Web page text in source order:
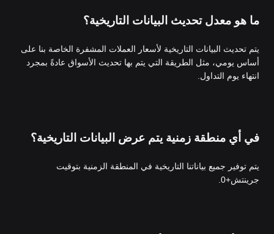
ما هو معدل تحديث البيانات التاريخية؟
يتم تحديث البيانات التاريخية لأسعار العملات المشفرة الخاصة بنا على
أساس يومي، مثل الطريقة التي يتم بها تحديث الأسواق عادةً بمجرد
انتهاء يوم التداول.
في أي منطقة زمنية يتم عرض البيانات التاريخية؟
يتم توفير جميع بياناتنا التاريخية في المنطقة الزمنية بتوقيت
جرينتش+0.